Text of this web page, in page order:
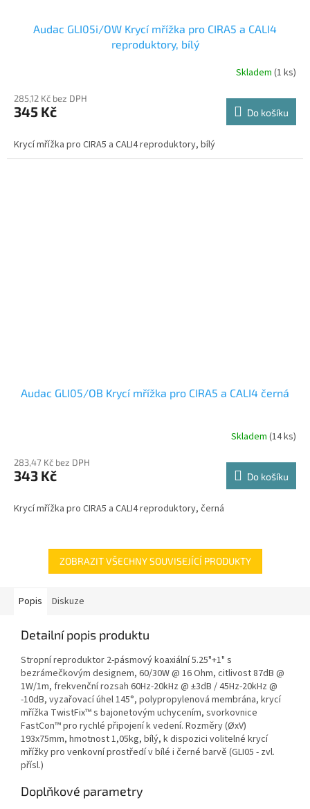
Audac GLI05i/OW Krycí mřížka pro CIRA5 a CALI4
reproduktory, bílý
Skladem (1 ks)
285,12 Kč bez DPH
345 Kč Do košíku
Krycí mřížka pro CIRA5 a CALI4 reproduktory, bílý
Audac GLI05/OB Krycí mřížka pro CIRA5 a CALI4 černá
Skladem (14 ks)
283,47 Kč bez DPH
343 Kč Do košíku
Krycí mřížka pro CIRA5 a CALI4 reproduktory, černá
ZOBRAZIT VŠECHNY SOUVISEJÍCÍ PRODUKTY
Popis Diskuze
Detailní popis produktu
Stropní reproduktor 2-pásmový koaxiální 5.25"+1" s
bezrámečkovým designem, 60/30W @ 16 Ohm, citlivost 87dB @
1W/1m, frekvenční rozsah 60Hz-20kHz @ ±3dB / 45Hz-20kHz @
-10dB, vyzařovací úhel 145°, polypropylenová membrána, krycí
mřížka TwistFix™ s bajonetovým uchycením, svorkovnice
FastCon™ pro rychlé připojení k vedení. Rozměry (ØxV)
193x75mm, hmotnost 1,05kg, bílý, k dispozici volitelné krycí
mřížky pro venkovní prostředí v bílé i černé barvě (GLI05 - zvl.
přísl.)
Doplňkové parametry